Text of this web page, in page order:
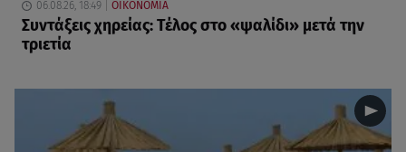
06.08.26, 18:49 ΟΙΚΟΝΟΜΙΑ
Συντάξεις χηρείας: Τέλος στο «ψαλίδι» μετά την
τριετία